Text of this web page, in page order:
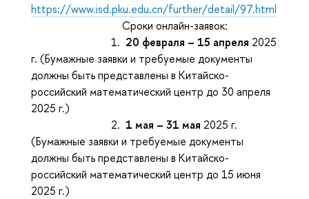
https://www.isd.pku.edu.cn/further/detail/97.html
Сроки онлайн-заявок:
1. 20 февраля – 15 апреля 2025
г. (Бумажные заявки и требуемые документы
должны быть представлены в Китайско-
российский математический центр до 30 апреля
2025 г.)
2. 1 мая – 31 мая 2025 г.
(Бумажные заявки и требуемые документы
должны быть представлены в Китайско-
российский математический центр до 15 июня
2025 г.)